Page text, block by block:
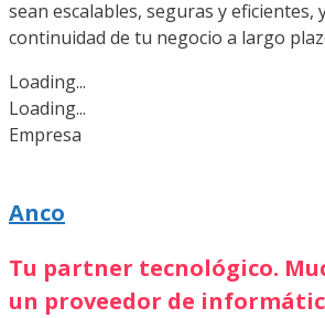
sean escalables, seguras y eficientes,
continuidad de tu negocio a largo
Loading...
Loading...
Empresa
Anco
Tu partner tecnológico.
un proveedor de